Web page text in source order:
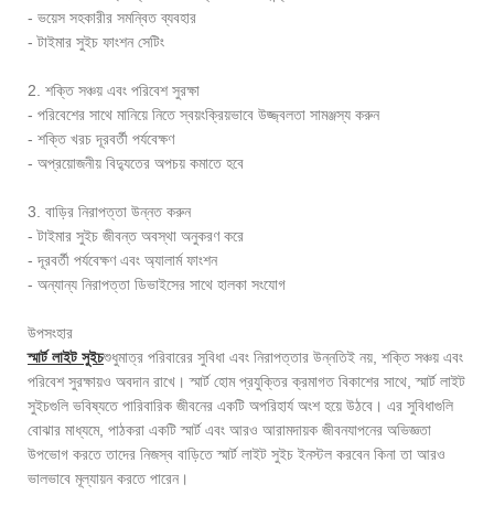
- ভয়েস সহকারীর সমন্বিত ব্যবহার
- টাইমার সুইচ ফাংশন সেটিং
2. শক্তি সঞ্চয় এবং পরিবেশ সুরক্ষা
- পরিবেশের সাথে মানিয়ে নিতে স্বয়ংক্রিয়ভাবে উজ্জ্বলতা সামঞ্জস্য করুন
- শক্তি খরচ দূরবর্তী পর্যবেক্ষণ
- অপ্রয়োজনীয় বিদ্যুতের অপচয় কমাতে হবে
3. বাড়ির নিরাপত্তা উন্নত করুন
- টাইমার সুইচ জীবন্ত অবস্থা অনুকরণ করে
- দূরবর্তী পর্যবেক্ষণ এবং অ্যালার্ম ফাংশন
- অন্যান্য নিরাপত্তা ডিভাইসের সাথে হালকা সংযোগ
উপসংহার
স্মার্ট লাইট সুইচশুধুমাত্র পরিবারের সুবিধা এবং নিরাপত্তার উন্নতিই নয়, শক্তি সঞ্চয় এবং
পরিবেশ সুরক্ষায়ও অবদান রাখে। স্মার্ট হোম প্রযুক্তির ক্রমাগত বিকাশের সাথে, স্মার্ট লাইট
সুইচগুলি ভবিষ্যতে পারিবারিক জীবনের একটি অপরিহার্য অংশ হয়ে উঠবে। এর সুবিধাগুলি
বোঝার মাধ্যমে, পাঠকরা একটি স্মার্ট এবং আরও আরামদায়ক জীবনযাপনের অভিজ্ঞতা
উপভোগ করতে তাদের নিজস্ব বাড়িতে স্মার্ট লাইট সুইচ ইনস্টল করবেন কিনা তা আরও
ভালভাবে মূল্যায়ন করতে পারেন।